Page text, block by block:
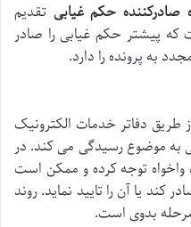
صادرکننده حکم غیابی تقدیم
که پیشتر حکم غیابی را صادر
به پرونده را دارد.
دفاتر خدمات الکترونیک
به موضوع رسیدگی می کند. در
واخواه توجه کرده و ممکن است
یا آن را تایید نماید. روند
بدوی است.